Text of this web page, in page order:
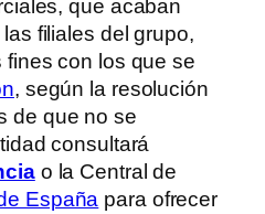
que acaban
filiales del grupo,
con los que se
, según la resolución
de que no se
consultará
o la Central de
España para ofrecer